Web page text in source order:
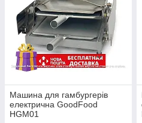
Машина для гамбургерів
електрична GoodFood
HGM01